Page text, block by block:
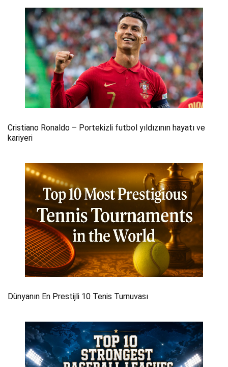
Cristiano Ronaldo – Portekizli futbol yıldızının hayatı ve
kariyeri
Dünyanın En Prestijli 10 Tenis Turnuvası